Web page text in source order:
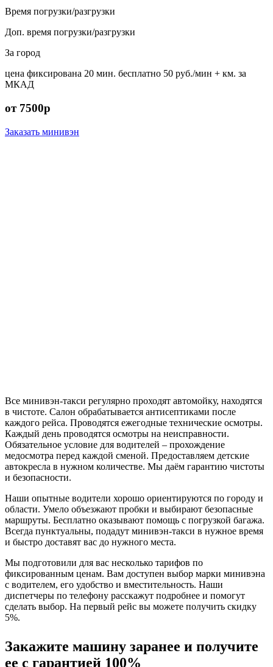
Время погрузки/разгрузки
Доп. время погрузки/разгрузки
За город
цена фиксирована 20 мин. бесплатно 50 руб./мин + км. за
МКАД
от 7500р
Заказать минивэн
Все минивэн-такси регулярно проходят автомойку, находятся
в чистоте. Салон обрабатывается антисептиками после
каждого рейса. Проводятся ежегодные технические осмотры.
Каждый день проводятся осмотры на неисправности.
Обязательное условие для водителей – прохождение
медосмотра перед каждой сменой. Предоставляем детские
автокресла в нужном количестве. Мы даём гарантию чистоты
и безопасности.
Наши опытные водители хорошо ориентируются по городу и
области. Умело объезжают пробки и выбирают безопасные
маршруты. Бесплатно оказывают помощь с погрузкой багажа.
Всегда пунктуальны, подадут минивэн-такси в нужное время
и быстро доставят вас до нужного места.
Мы подготовили для вас несколько тарифов по
фиксированным ценам. Вам доступен выбор марки минивэна
с водителем, его удобство и вместительность. Наши
диспетчеры по телефону расскажут подробнее и помогут
сделать выбор. На первый рейс вы можете получить скидку
5%.
Закажите машину заранее и получите
ее с гарантией 100%